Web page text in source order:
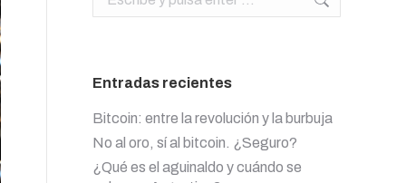
Entradas recientes
Bitcoin: entre la revolución y la burbuja
No al oro, sí al bitcoin. ¿Seguro?
¿Qué es el aguinaldo y cuándo se